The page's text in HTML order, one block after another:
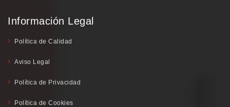
Información Legal
Política de Calidad
Aviso Legal
Política de Privacidad
Política de Cookies